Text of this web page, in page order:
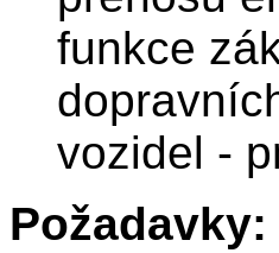
funkce
vozidel -
Požadavky: